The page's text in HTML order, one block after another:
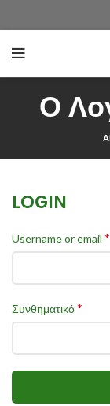
Ο
LOGIN
Username or email *
Συνθηματικό*